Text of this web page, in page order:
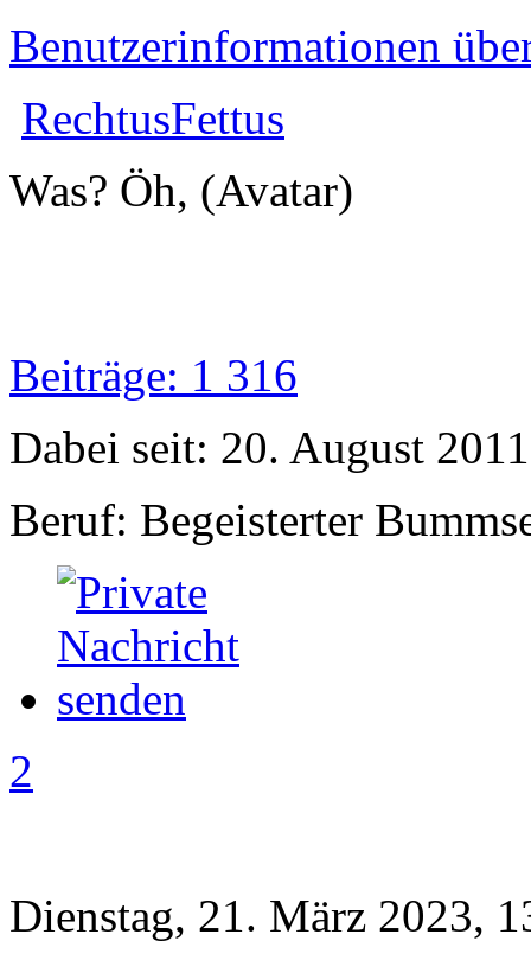
Benutzerinformationen
RechtusFettus
Was? Öh, (Avatar)
Beiträge: 1 316
Dabei seit: 20. August 2011
Beruf: Begeisterter
2
Dienstag, 21. März 2023,